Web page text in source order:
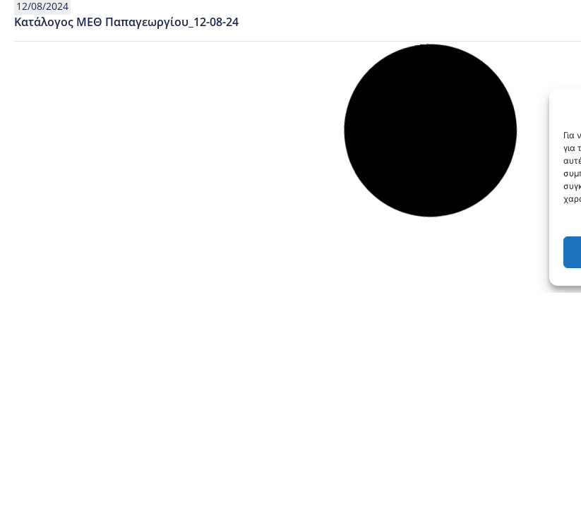
Για
για
12/08/2024
Κατάλογος ΜΕΘ Παπαγεωργίου_12-08-24